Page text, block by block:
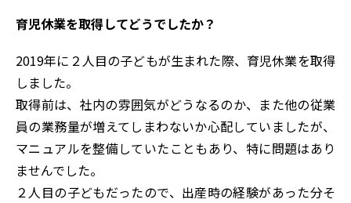
育児休業を取得してどうでしたか？
2019年に２人目の子どもが生まれた際、育児休業を取得
しました。
取得前は、社内の雰囲気がどうなるのか、また他の従業
員の業務量が増えてしまわないか心配していましたが、
マニュアルを整備していたこともあり、特に問題はあり
ませんでした。
２人目の子どもだったので、出産時の経験があった分そ